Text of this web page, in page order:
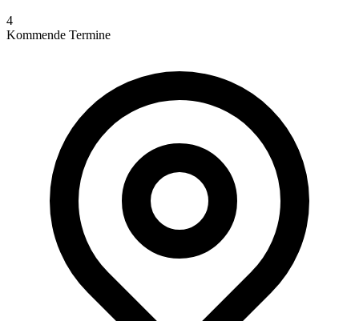
4
Kommende Termine